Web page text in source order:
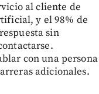
al cliente de
y el 98% de
sin
con una persona
adicionales.